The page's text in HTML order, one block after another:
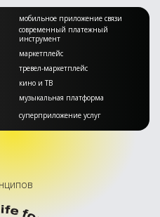
мобильное приложение связи
современный платежный
инструмент
маркетплейс
тревел-маркетплейс
кино и ТВ
музыкальная платформа
суперприложение услуг